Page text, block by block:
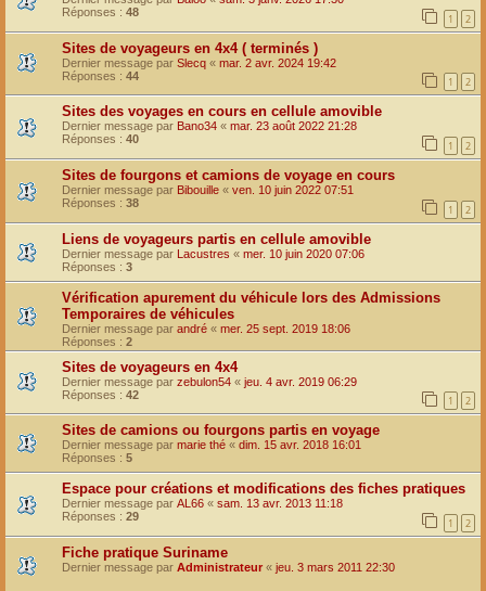
Réponses : 48 1 2
Sites de voyageurs en 4x4 ( terminés )
Dernier message par Slecq « mar. 2 avr. 2024 19:42
Réponses : 44 1 2
Sites des voyages en cours en cellule amovible
Dernier message par Bano34 « mar. 23 août 2022 21:28
Réponses : 40 1 2
Sites de fourgons et camions de voyage en cours
Dernier message par Bibouille « ven. 10 juin 2022 07:51
Réponses : 38 1 2
Liens de voyageurs partis en cellule amovible
Dernier message par Lacustres « mer. 10 juin 2020 07:06
Réponses : 3
Vérification apurement du véhicule lors des Admissions
Temporaires de véhicules
Dernier message par andré « mer. 25 sept. 2019 18:06
Réponses : 2
Sites de voyageurs en 4x4
Dernier message par zebulon54 « jeu. 4 avr. 2019 06:29
Réponses : 42 1 2
Sites de camions ou fourgons partis en voyage
Dernier message par marie thé « dim. 15 avr. 2018 16:01
Réponses : 5
Espace pour créations et modifications des fiches pratiques
Dernier message par AL66 « sam. 13 avr. 2013 11:18
Réponses : 29 1 2
Fiche pratique Suriname
Dernier message par Administrateur « jeu. 3 mars 2011 22:30